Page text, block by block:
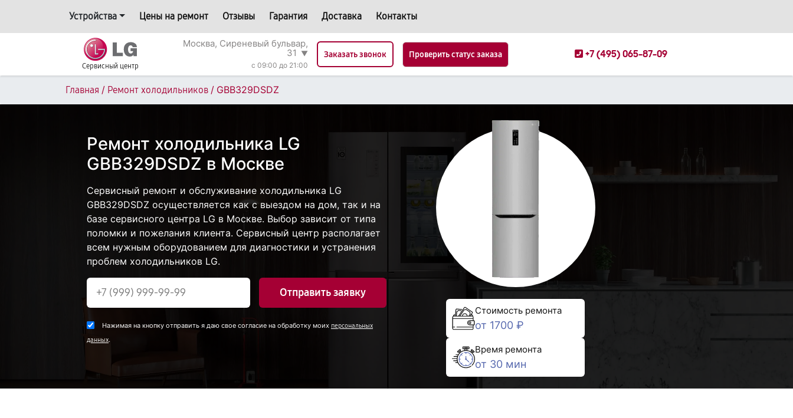
Устройства Цены на ремонт Отзывы Гарантия Доставка Контакты
Сервисный центр
Москва, Сиреневый бульвар,
31
▼
c 09:00 до 21:00
Заказать звонок Проверить статус заказа +7 (495) 065-87-09
Главная / Ремонт холодильников / GBB329DSDZ
Ремонт холодильника LG
GBB329DSDZ в Москве
Сервисный ремонт и обслуживание холодильника LG
GBB329DSDZ осуществляется как с выездом на дом, так и на
базе сервисного центра LG в Москве. Выбор зависит от типа
поломки и пожелания клиента. Сервисный центр располагает
всем нужным оборудованием для диагностики и устранения
проблем холодильников LG.
Отправить заявку
Нажимая на кнопку отправить я даю свое согласие на обработку моих персональных
данных.
Стоимость ремонта
от 1700 ₽
Время ремонта
от 30 мин